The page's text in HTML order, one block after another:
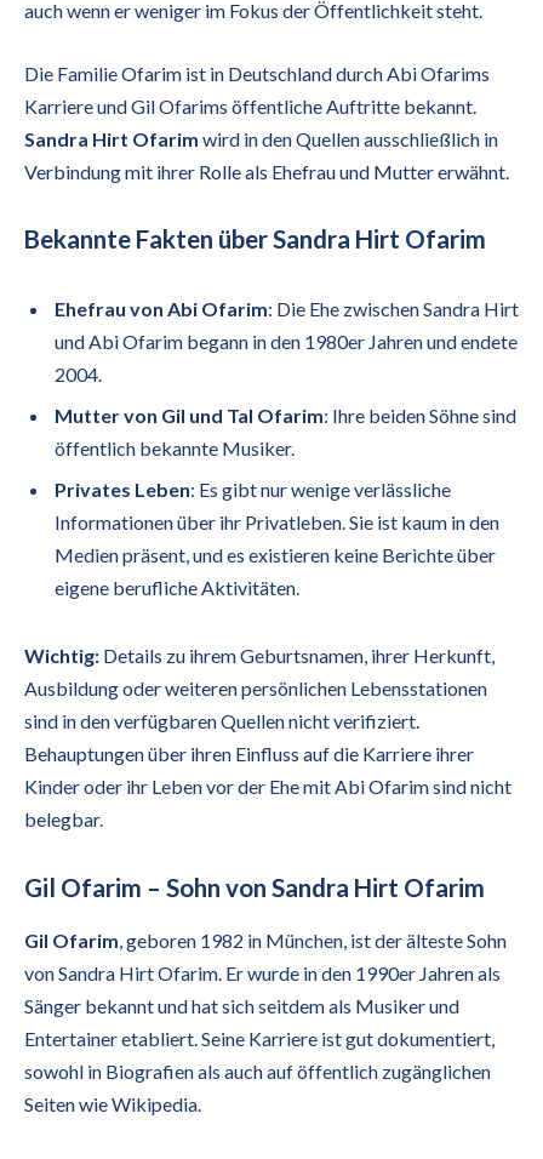
auch wenn er weniger im Fokus der Öffentlichkeit steht.
Die Familie Ofarim ist in Deutschland durch Abi Ofarims
Karriere und Gil Ofarims öffentliche Auftritte bekannt.
Sandra Hirt Ofarim wird in den Quellen ausschließlich in
Verbindung mit ihrer Rolle als Ehefrau und Mutter erwähnt.
Bekannte Fakten über Sandra Hirt Ofarim
Ehefrau von Abi Ofarim: Die Ehe zwischen Sandra Hirt
und Abi Ofarim begann in den 1980er Jahren und endete
2004.
Mutter von Gil und Tal Ofarim: Ihre beiden Söhne sind
öffentlich bekannte Musiker.
Privates Leben: Es gibt nur wenige verlässliche
Informationen über ihr Privatleben. Sie ist kaum in den
Medien präsent, und es existieren keine Berichte über
eigene berufliche Aktivitäten.
Wichtig: Details zu ihrem Geburtsnamen, ihrer Herkunft,
Ausbildung oder weiteren persönlichen Lebensstationen
sind in den verfügbaren Quellen nicht verifiziert.
Behauptungen über ihren Einfluss auf die Karriere ihrer
Kinder oder ihr Leben vor der Ehe mit Abi Ofarim sind nicht
belegbar.
Gil Ofarim – Sohn von Sandra Hirt Ofarim
Gil Ofarim, geboren 1982 in München, ist der älteste Sohn
von Sandra Hirt Ofarim. Er wurde in den 1990er Jahren als
Sänger bekannt und hat sich seitdem als Musiker und
Entertainer etabliert. Seine Karriere ist gut dokumentiert,
sowohl in Biografien als auch auf öffentlich zugänglichen
Seiten wie Wikipedia.